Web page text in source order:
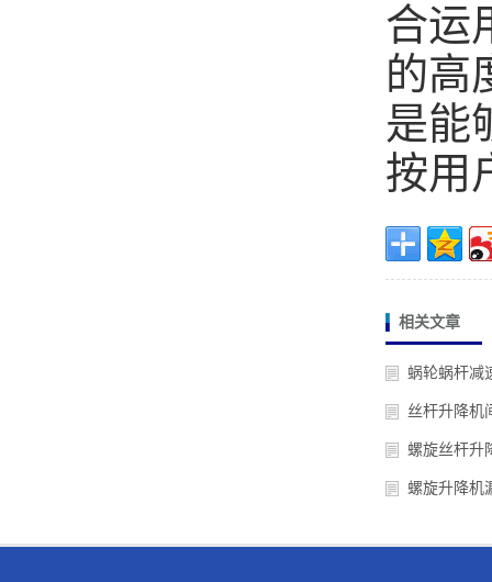
合运
的高
是能
按用
相关文章
蜗轮蜗杆减
丝杆升降机
螺旋丝杆升
螺旋升降机